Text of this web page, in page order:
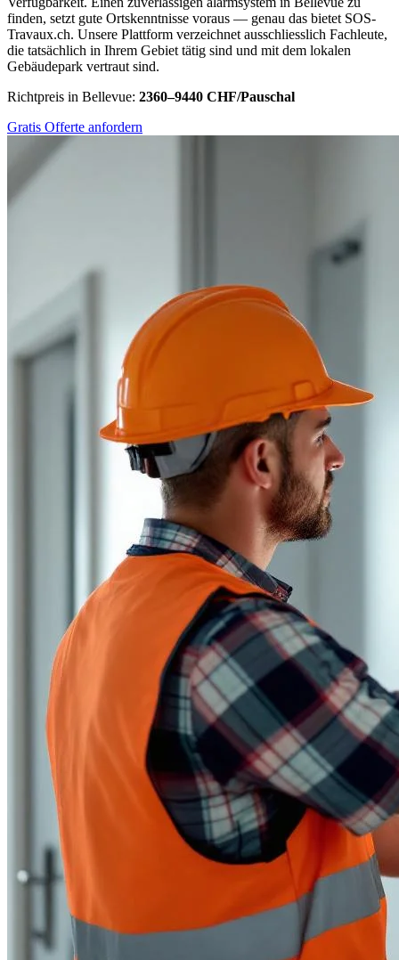
finden, setzt gute Ortskenntnisse voraus — genau das bietet SOS-
Travaux.ch. Unsere Plattform verzeichnet ausschliesslich Fachleute,
die tatsächlich in Ihrem Gebiet tätig sind und mit dem lokalen
Gebäudepark vertraut sind.
Richtpreis in Bellevue: 2360–9440 CHF/Pauschal
Gratis Offerte anfordern